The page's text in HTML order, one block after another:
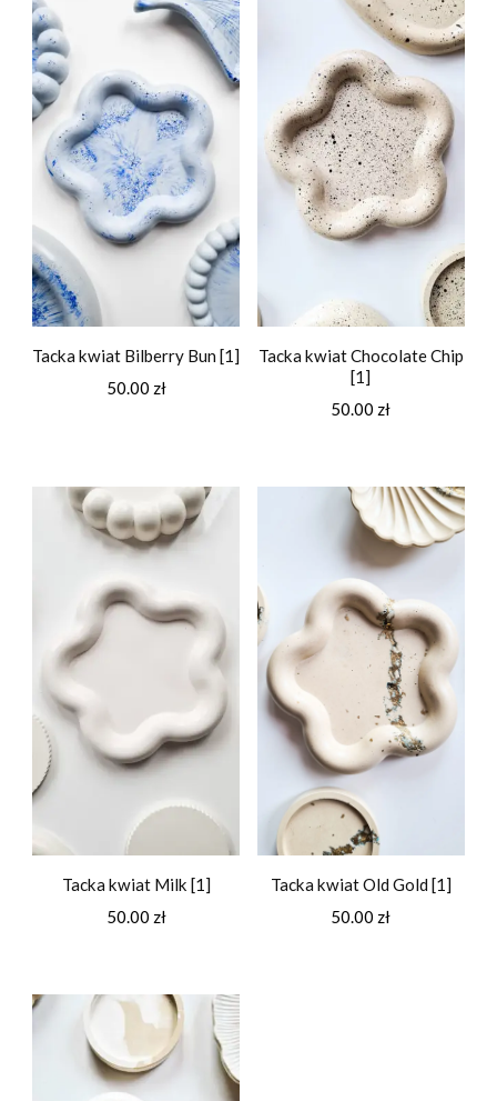
Tacka kwiat Bilberry Bun [1]
50.00 zł
Tacka kwiat Chocolate Chip
[1]
50.00 zł
Tacka kwiat Milk [1]
50.00 zł
Tacka kwiat Old Gold [1]
50.00 zł